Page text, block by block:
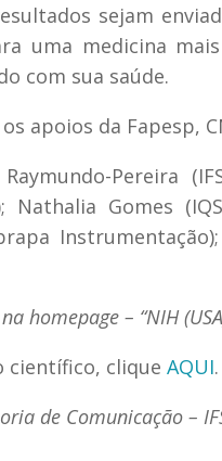
sejam
uma medicina
com sua saúde.
apoios da Fapesp,
Pereira
Nathalia Gomes
homepage – “NIH
científico, clique AQUI.
de Comunicação –